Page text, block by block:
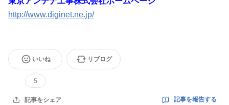
http://www.diginet.ne.jp/
いいね
5
リブログ
記事をシェア 記事を報告する